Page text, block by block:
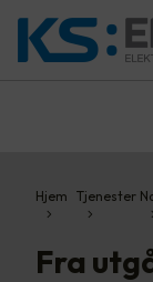
Hjem Tjenester
Fra